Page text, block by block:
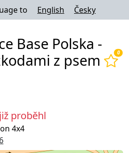
to English Česky
Base Polska -
z psem
0
proběhl
4x4